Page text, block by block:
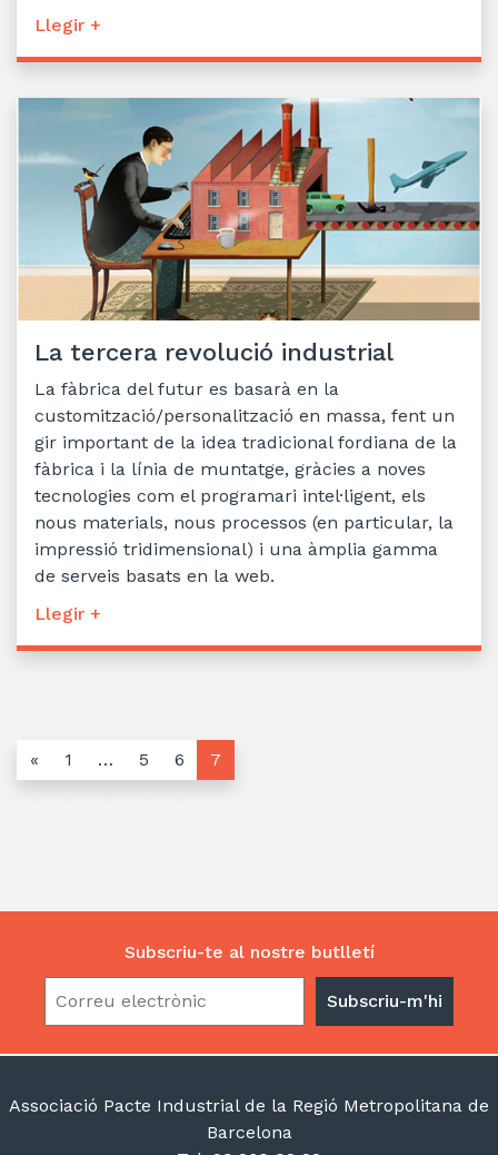
Llegir +
La tercera revolució industrial
La fàbrica del futur es basarà en la
customització/personalització en massa, fent un
gir important de la idea tradicional fordiana de la
fàbrica i la línia de muntatge, gràcies a noves
tecnologies com el programari intel·ligent, els
nous materials, nous processos (en particular, la
impressió tridimensional) i una àmplia gamma
de serveis basats en la web.
Llegir +
« 1 … 5 6 7
Subscriu-te al nostre butlletí
Associació Pacte Industrial de la Regió Metropolitana de
Barcelona